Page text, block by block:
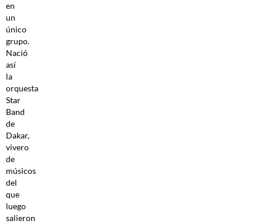
en
un
único
grupo.
Nació
así
la
orquesta
Star
Band
de
Dakar,
vivero
de
músicos
del
que
luego
salieron